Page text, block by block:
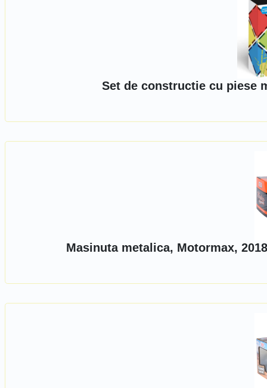
Set de constructie cu piese
Masinuta metalica, Motormax,